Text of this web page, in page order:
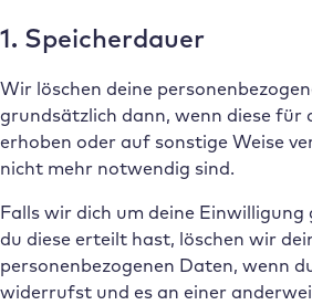
1. Speicherdauer
Wir löschen deine
grundsätzlich dann, wenn diese für
erhoben oder auf sonstige Weise
nicht mehr notwendig sind.
Falls wir dich um deine Einwilligung
du diese erteilt hast, löschen wir
personenbezogenen Daten, wenn
widerrufst und es an einer